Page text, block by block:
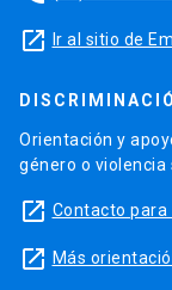
launch Ir al sitio de
Orientación y
género o violencia
launch Contacto para
launch Más